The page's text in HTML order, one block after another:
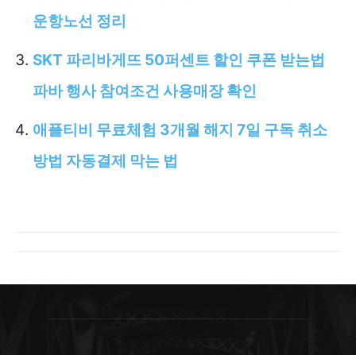
운항노선 정리
SKT 파리바게뜨 50퍼센트 할인 쿠폰 받는법
파바 행사 참여조건 사용매장 확인
애플티비 무료체험 3개월 해지 7일 구독 취소
방법 자동결제 막는 법